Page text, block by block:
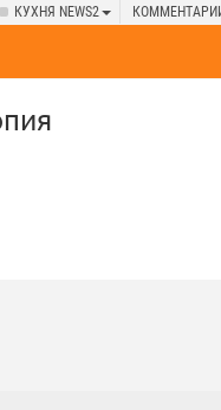
КУХНЯ NEWS2